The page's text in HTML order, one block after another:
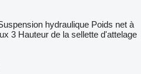
hydraulique Poids net à
3 Hauteur de la sellette d'attelage